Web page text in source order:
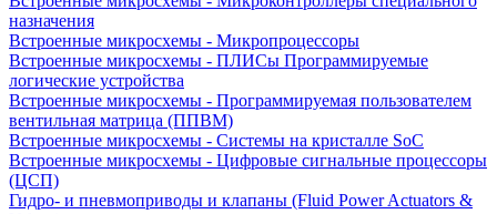
назначения
Встроенные микросхемы - Микропроцессоры
Встроенные микросхемы - ПЛИСы Программируемые
логические устройства
Встроенные микросхемы - Программируемая пользователем
вентильная матрица (ППВМ)
Встроенные микросхемы - Системы на кристалле SoC
Встроенные микросхемы - Цифровые сигнальные процессоры
(ЦСП)
Гидро- и пневмоприводы и клапаны (Fluid Power Actuators &